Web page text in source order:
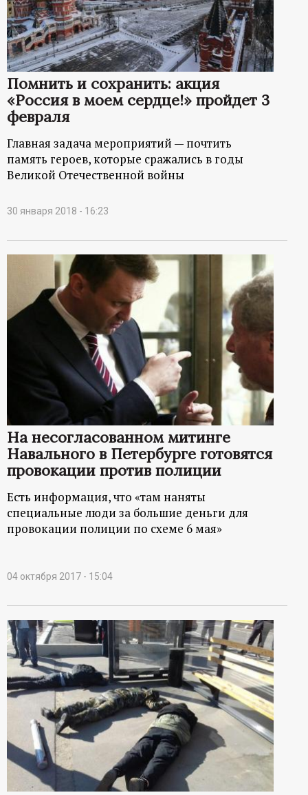
Помнить и сохранить: акция
«Россия в моем сердце!» пройдет 3
февраля
Главная задача мероприятий — почтить
память героев, которые сражались в годы
Великой Отечественной войны
30 января 2018 - 16:23
На несогласованном митинге
Навального в Петербурге готовятся
провокации против полиции
Есть информация, что «там наняты
специальные люди за большие деньги для
провокации полиции по схеме 6 мая»
04 октября 2017 - 15:04